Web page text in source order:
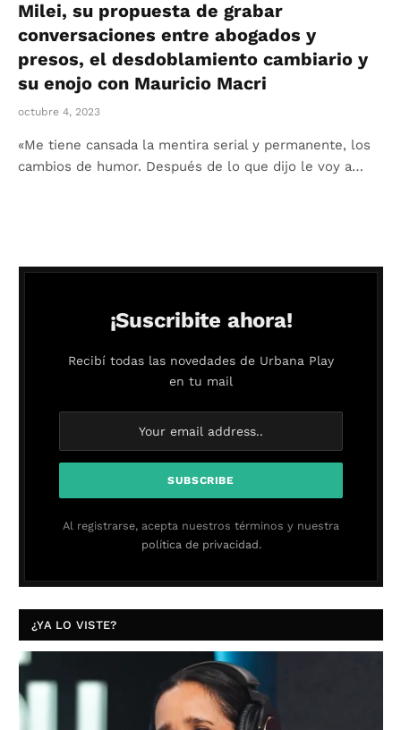
Milei, su propuesta de grabar
conversaciones entre abogados y
presos, el desdoblamiento cambiario y
su enojo con Mauricio Macri
octubre 4, 2023
«Me tiene cansada la mentira serial y permanente, los
cambios de humor. Después de lo que dijo le voy a…
¡Suscribite ahora!
Recibí todas las novedades de Urbana Play
en tu mail
Al registrarse, acepta nuestros términos y nuestra
política de privacidad.
¿YA LO VISTE?